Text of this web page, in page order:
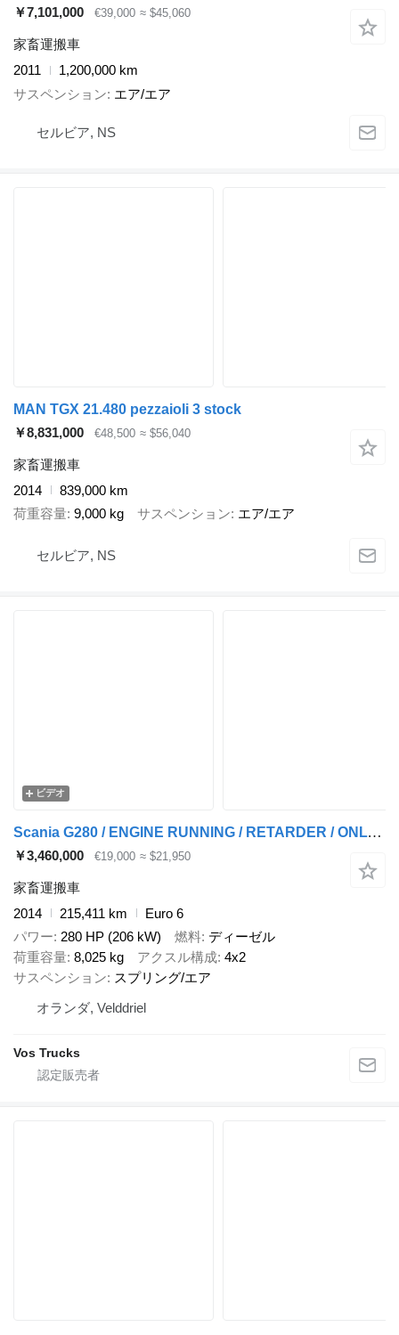
￥7,101,000
€39,000 ≈ $45,060
家畜運搬車
2011
1,200,000 km
サスペンション エア/エア
セルビア, NS
MAN TGX 21.480 pezzaioli 3 stock
￥8,831,000
€48,500 ≈ $56,040
家畜運搬車
2014
839,000 km
荷重容量 9,000 kg サスペンション エア/エア
セルビア, NS
ビデオ
Scania G280 / ENGINE RUNNING / RETARDER / ONLY:215411 KM / LIVESTOCK /
￥3,460,000 €19,000 ≈ $21,950
家畜運搬車
2014
215,411 km
Euro 6
パワー 280 HP (206 kW) 燃料 ディーゼル
荷重容量 8,025 kg アクスル構成 4x2
サスペンション
スプリング/エア
オランダ, Velddriel
Vos Trucks